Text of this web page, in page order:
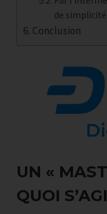
de simplicité
Conclusion
UN «
QUOI